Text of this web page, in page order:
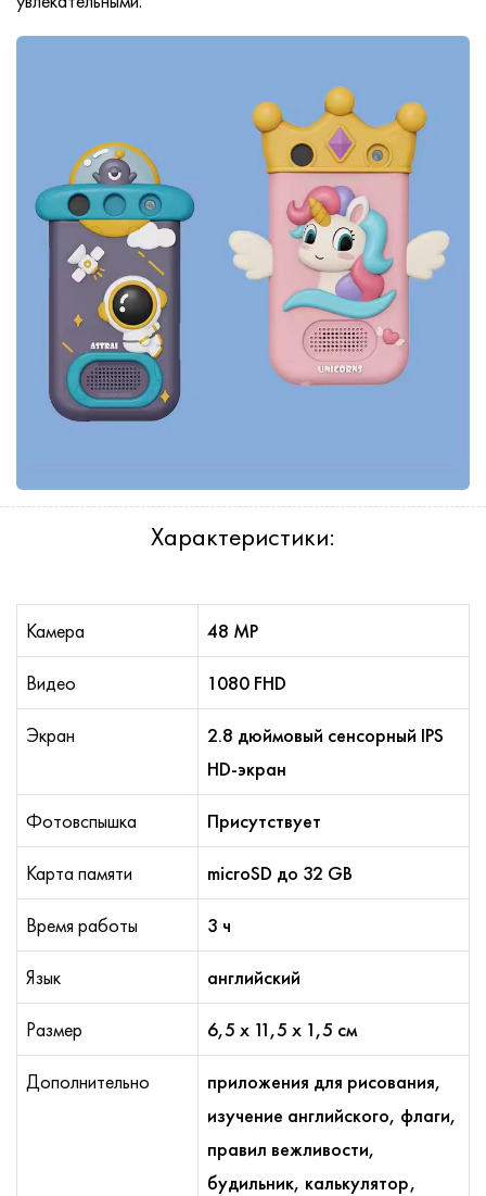
Характеристики:
Камера 48 MP
Видео 1080 FHD
Экран
2.8 дюймовый сенсорный IPS
HD-экран
Фотовспышка Присутствует
Карта памяти microSD до 32 GB
Время работы 3 ч
Язык английский
Размер 6,5 х 11,5 х 1,5 см
Дополнительно
приложения для рисования,
изучение английского, флаги,
правил вежливости,
будильник, калькулятор,